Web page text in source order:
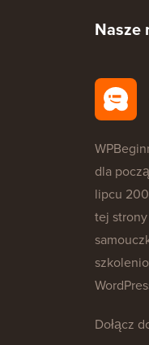
Nasze
dla
lipcu
tej
Dołącz